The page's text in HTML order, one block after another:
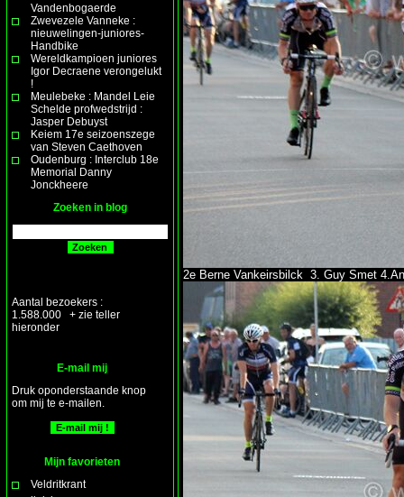
Vandenbogaerde
Zwevezele Vanneke :
nieuwelingen-juniores-
Handbike
Wereldkampioen juniores
Igor Decraene verongelukt
!
Meulebeke : Mandel Leie
Schelde profwedstrijd :
Jasper Debuyst
Keiem 17e seizoenszege
van Steven Caethoven
Oudenburg : Interclub 18e
Memorial Danny
Jonckheere
Zoeken in blog
Aantal bezoekers :
1.588.000 + zie teller
hieronder
E-mail mij
Druk oponderstaande knop
om mij te e-mailen.
Mijn favorieten
Veldritkrant
2e Berne Vankeirsbilck 3. Guy Smet